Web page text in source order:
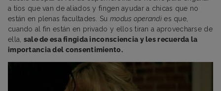
a tíos que van de aliados y fingen ayudar a chicas que no
están en plenas facultades. Su modus operandies que,
cuando al fin están en privado y ellos tiran a aprovecharse de
ella, sale de esa fingida inconsciencia y les recuerda la
importancia del consentimiento.